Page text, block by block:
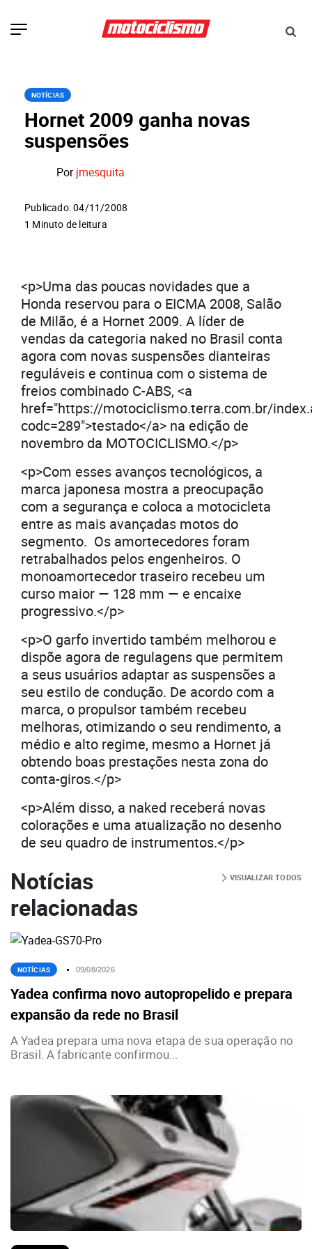
NOTÍCIAS
Hornet 2009 ganha novas
suspensões
Porjmesquita
Publicado: 04/11/2008
1 Minuto de leitura
<p>Uma das poucas novidades que a
Honda reservou para o EICMA 2008, Salão
de Milão, é a Hornet 2009. A líder de
vendas da categoria naked no Brasil conta
agora com novas suspensões dianteiras
reguláveis e continua com o sistema de
freios combinado C-ABS, <a
href="https://motociclismo.terra.com.br/
codc=289">testado</a> na edição de
novembro da MOTOCICLISMO.</p>
<p>Com esses avanços tecnológicos, a
marca japonesa mostra a preocupação
com a segurança e coloca a motocicleta
entre as mais avançadas motos do
segmento. Os amortecedores foram
retrabalhados pelos engenheiros. O
monoamortecedor traseiro recebeu um
curso maior — 128 mm — e encaixe
progressivo.</p>
<p>O garfo invertido também melhorou e
dispõe agora de regulagens que permitem
a seus usuários adaptar as suspensões a
seu estilo de condução. De acordo com a
marca, o propulsor também recebeu
melhoras, otimizando o seu rendimento, a
médio e alto regime, mesmo a Hornet já
obtendo boas prestações nesta zona do
conta-giros.</p>
<p>Além disso, a naked receberá novas
colorações e uma atualização no desenho
de seu quadro de instrumentos.</p>
Notícias
relacionadas
VISUALIZAR TODOS
NOTÍCIAS 09/08/2026
Yadea confirma novo autopropelido e prepara
expansão da rede no Brasil
A Yadea prepara uma nova etapa de sua operação no
Brasil. A fabricante confirmou...